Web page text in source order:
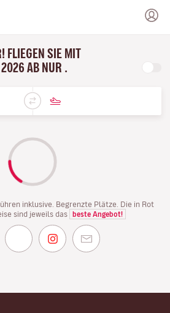
FLIEGEN SIE MIT
2026 AB NUR .
inklusive. Begrenzte Plätze. Die in Rot
sind jeweils das
beste Angebot!